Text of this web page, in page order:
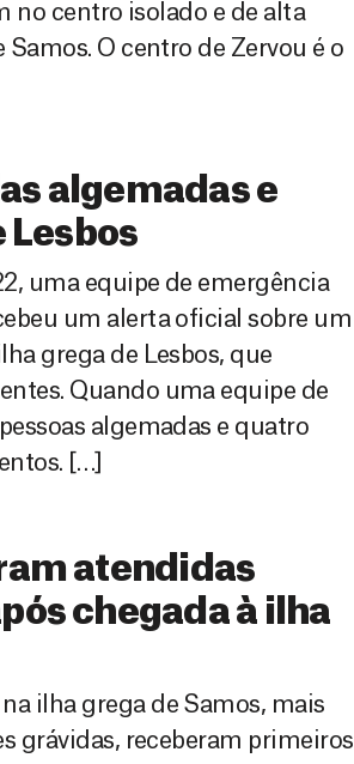
no centro isolado e de alta
O centro de Zervou é o
algemadas e
Lesbos
uma equipe de emergência
um alerta oficial sobre um
grega de Lesbos, que
Quando uma equipe de
algemadas e quatro
[…]
atendidas
chegada à ilha
ilha grega de Samos, mais
grávidas, receberam primeiros